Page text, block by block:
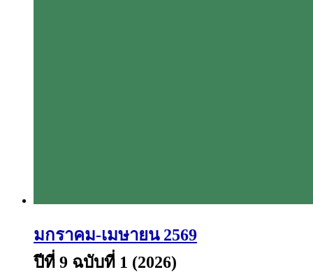
มกราคม-เมษายน 2569
ปีที่ 9 ฉบับที่ 1 (2026)